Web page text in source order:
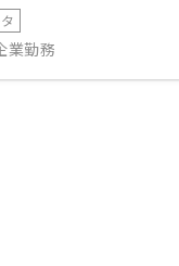
業勤務